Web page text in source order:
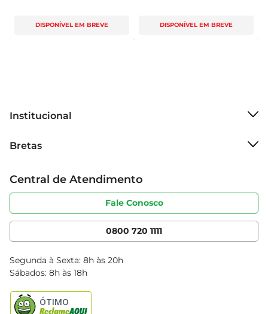
DISPONÍVEL EM BREVE DISPONÍVEL EM BREVE
Institucional
Grupo Cencosud
Sobre privacidade
Portal do fornecedor
Cencosud Media
Bretas
Produtos Bretas
Código de ética
Serviços
Clube Bretas
Blog Bretas
Black Friday
Central de Atendimento
Fale Conosco
0800 720 1111
Segunda à Sexta: 8h às 20h
Sábados: 8h às 18h